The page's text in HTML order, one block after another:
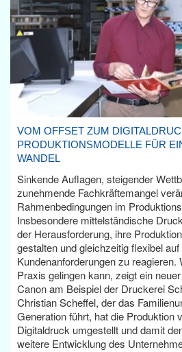
VOM OFFSET ZUM
PRODUKTIONSMODELLE FÜR
WANDEL
Sinkende Auflagen, steigender
zunehmende Fachkräftemangel
Rahmenbedingungen im
Insbesondere mittelständische
der Herausforderung, ihre
gestalten und gleichzeitig flexibel
Kundenanforderungen zu reagieren.
Praxis gelingen kann, zeigt ein
Canon am Beispiel der Druckerei
Christian Scheffel, der das
Generation führt, hat die Produktion
Digitaldruck umgestellt und damit
weitere Entwicklung des